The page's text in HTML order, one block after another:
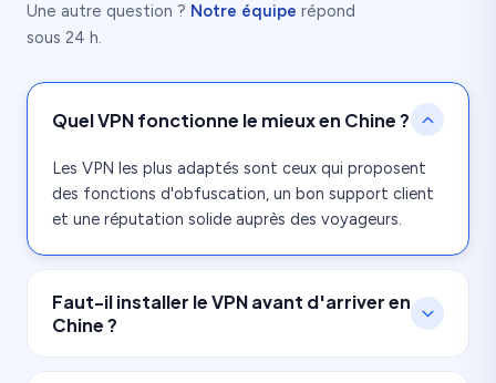
Une autre question ? Notre équipe répond
sous 24 h.
Quel VPN fonctionne le mieux en Chine ?
Les VPN les plus adaptés sont ceux qui proposent
des fonctions d'obfuscation, un bon support client
et une réputation solide auprès des voyageurs.
Faut-il installer le VPN avant d'arriver en
Chine ?
Oui. C'est fortement recommandé, car les sites VPN